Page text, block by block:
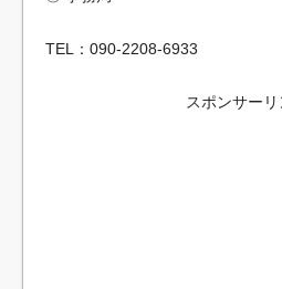
TEL：090-2208-6933
スポンサーリ